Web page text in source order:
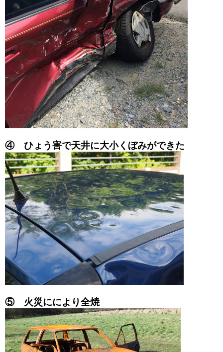
④ ひょう害で天井に大小くぼみができた
⑤ 火災ににより全焼